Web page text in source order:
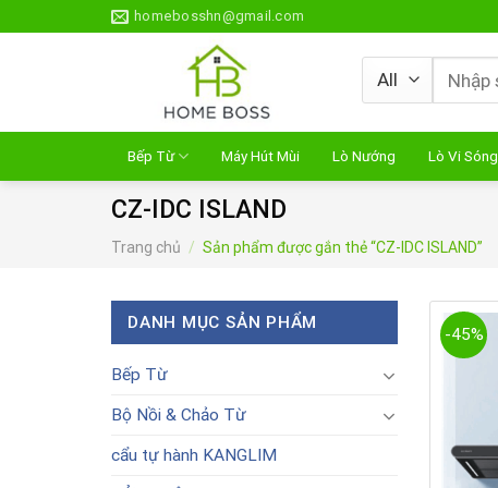
to
homebosshn@gmail.com
Tìm
kiếm:
Bếp Từ Máy Hút Mùi Lò Nướng Lò Vi Sóng
CZ-IDC ISLAND
Trang chủ / Sản phẩm được gắn thẻ “CZ-IDC ISLAND”
DANH MỤC SẢN PHẨM
Bếp Từ
Bộ Nồi & Chảo Từ
cẩu tự hành KANGLIM
-45%